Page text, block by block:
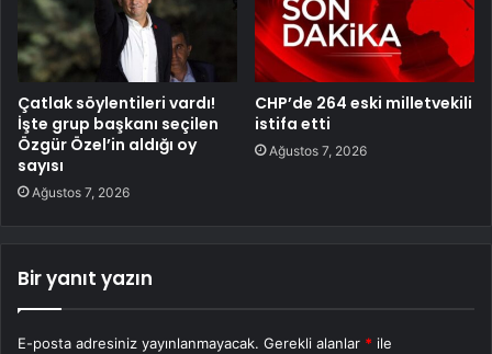
Çatlak söylentileri vardı!
İşte grup başkanı seçilen
Özgür Özel’in aldığı oy
sayısı
Ağustos 7, 2026
CHP’de 264 eski milletvekili
istifa etti
Ağustos 7, 2026
Bir yanıt yazın
E-posta adresiniz yayınlanmayacak. Gerekli alanlar * ile